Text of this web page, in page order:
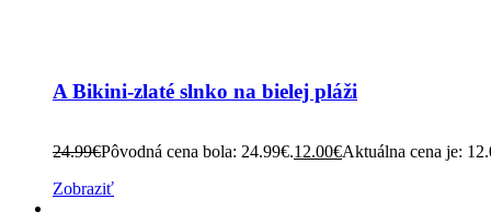
A Bikini-zlaté slnko na bielej pláži
24.99€Pôvodná cena bola: 24.99€.12.00€Aktuálna cena je:
Zobraziť